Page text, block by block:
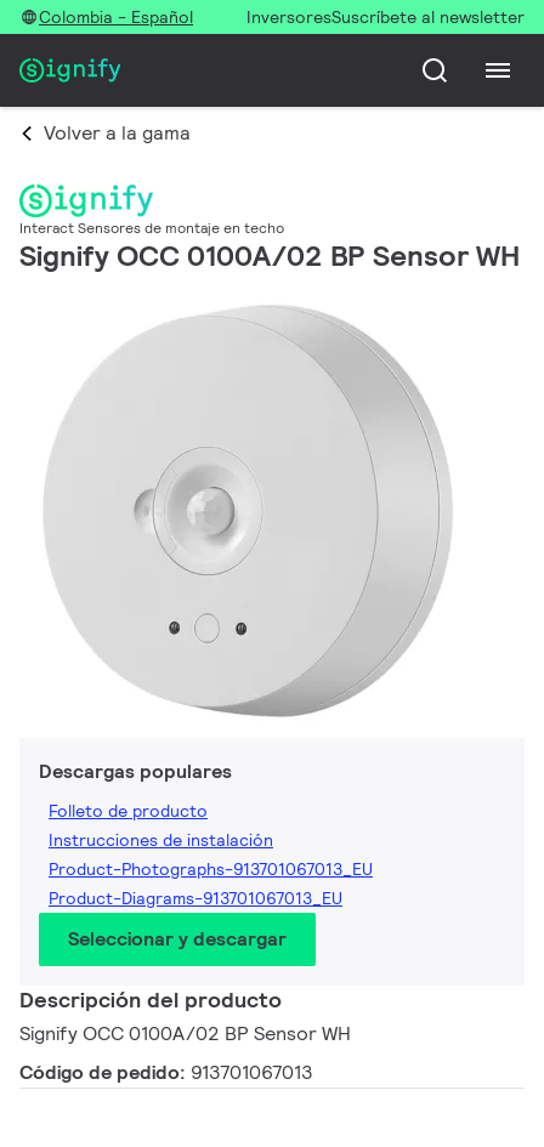
Colombia - Español InversoresSuscríbete al newsletter
Volver a la gama
Interact Sensores de montaje en techo
Signify OCC 0100A/02 BP Sensor WH
Descargas populares
Folleto de producto
Instrucciones de instalación
Product-Photographs-913701067013_EU
Product-Diagrams-913701067013_EU
Seleccionar y descargar
Descripción del producto
Signify OCC 0100A/02 BP Sensor WH
Código de pedido: 913701067013